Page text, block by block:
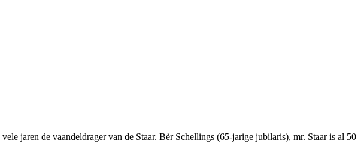
jaren de vaandeldrager van de Staar. Bèr Schellings (65-jarige jubilaris), mr. Staar is al 50